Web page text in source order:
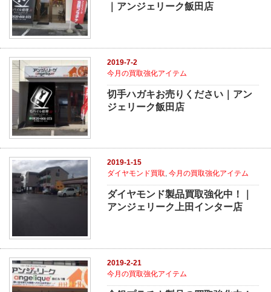
｜アンジェリーク飯田店
2019-7-2
今月の買取強化アイテム
切手ハガキお売りください｜アン
ジェリーク飯田店
2019-1-15
ダイヤモンド買取,今月の買取強化アイテム
ダイヤモンド製品買取強化中！｜
アンジェリーク上田インター店
2019-2-21
今月の買取強化アイテム